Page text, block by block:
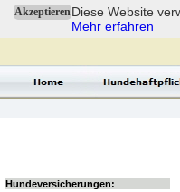
AkzeptierenDiese Website
Mehr erfahren
Hundeversicherungen: